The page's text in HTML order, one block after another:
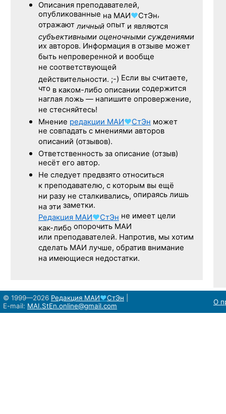
Описания преподавателей,
опубликованные на МАИ♥СтЭн,
отражаютличный опыт и являются
субъективными оценочными суждениями
их авторов. Информация в отзыве может
быть непроверенной и вообще
не соответствующей
действительности. ;-) Если вы считаете,
что в каком-либо описании содержится
наглая ложь — напишите опровержение,
не стесняйтесь!
Мнение редакции МАИ♥СтЭн может
не совпадать с мнениями авторов
описаний (отзывов).
Ответственность за описание (отзыв)
несёт его автор.
Не следует предвзято относиться
к преподавателю, с которым вы ещё
ни разу не сталкивались, опираясь лишь
на эти заметки.
Редакция МАИ♥СтЭн не имеет цели
как-либо опорочить МАИ
или преподавателей. Напротив, мы хотим
сделать МАИ лучше, обратив внимание
на имеющиеся недостатки.
© 1999—2026 Редакция МАИ♥СтЭн
E-mail: MAI.StEn.online@gmail.com О